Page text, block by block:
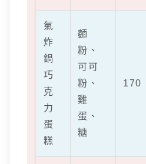
氣
炸
鍋
巧
克
力
蛋
糕
麵
粉、
可可
粉、
雞
蛋、
糖
170